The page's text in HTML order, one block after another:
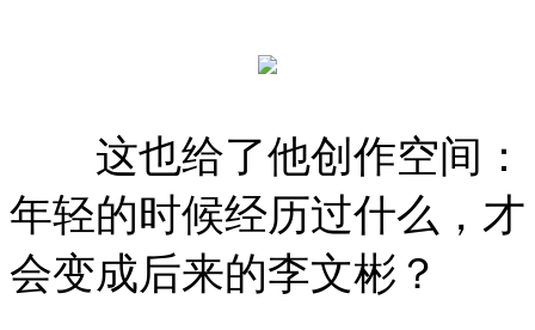
这也给了他创作空间：
年轻的时候经历过什么，才
会变成后来的李文彬？